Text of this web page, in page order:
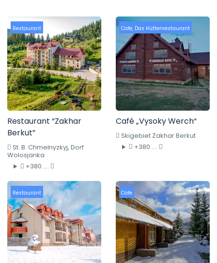
Restaurant
Restaurant “Zakhar
Berkut”
St. B. Chmelnyzkyj, Dorf
Wolosjanka
+380 ....
Cafe, Das Hüttenrestaurant
Café „Vysoky Werch“
Skigebiet Zakhar Berkut
+380 ....
Restaurant Cafe